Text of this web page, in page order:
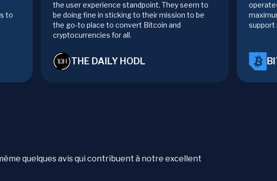
to
the user experience standpoint. They seem to
be doing fine in sticking to their mission to be
the go-to place to convert Bitcoin and
cryptocurrencies for all.
THE DAILY HODL
support
quelques avis qui contribuent à notre excellent